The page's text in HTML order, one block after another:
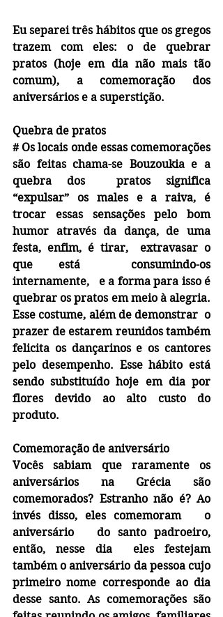
Eu separei três hábitos que os gregos
trazem com eles: o de quebrar
pratos (hoje em dia não mais tão
comum), a comemoração dos
aniversários e a superstição.
Quebra de pratos
# Os locais onde essas comemorações
são feitas chama-se Bouzoukia e a
quebra dos  pratos significa
“expulsar” os males e a raiva, é
trocar essas sensações pelo bom
humor através da dança, de uma
festa, enfim, é tirar,  extravasar o
que está  consumindo-os
internamente,   e a forma para isso é
quebrar os pratos em meio à alegria.
Esse costume, além de demonstrar  o
prazer de estarem reunidos também
felicita os dançarinos e os cantores
pelo desempenho. Esse hábito está
sendo substituído hoje em dia por
flores devido ao alto custo do
produto.
Comemoração de aniversário
Vocês sabiam que raramente os
aniversários na Grécia são
comemorados? Estranho não é? Ao
invés disso, eles comemoram   o
aniversário   do santo padroeiro,
então, nesse dia  eles festejam
também o aniversário da pessoa cujo
primeiro nome corresponde ao dia
desse santo. As comemorações são